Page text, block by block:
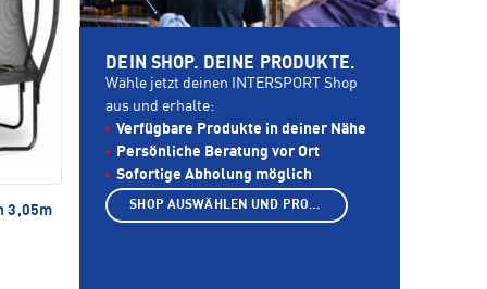
3,05m
DEIN SHOP. DEINE PRODUKTE.
Wähle jetzt deinen INTERSPORT Shop
aus und erhalte:
Verfügbare Produkte in deiner Nähe
Persönliche Beratung vor Ort
Sofortige Abholung möglich
SHOP AUSWÄHLEN UND PRODUKTE ANZEIGEN